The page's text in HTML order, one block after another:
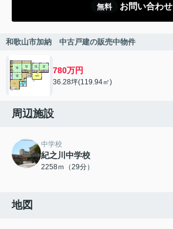
無料 お問い合わせ
和歌山市加納 中古戸建の販売中物件
780万円
36.28坪(119.94㎡)
周辺施設
中学校
紀之川中学校
2258ｍ（29分）
地図